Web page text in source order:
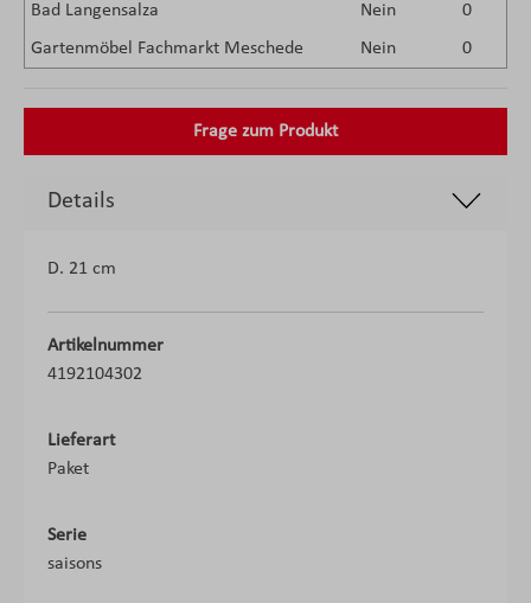
Bad Langensalza
Nein
0
Gartenmöbel Fachmarkt Meschede
Nein 0
Frage zum Produkt
Details
D. 21 cm
Artikelnummer
4192104302
Lieferart
Paket
Serie
saisons